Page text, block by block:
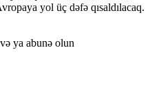
yol üç dəfə qısaldılacaq.
ya abunə olun